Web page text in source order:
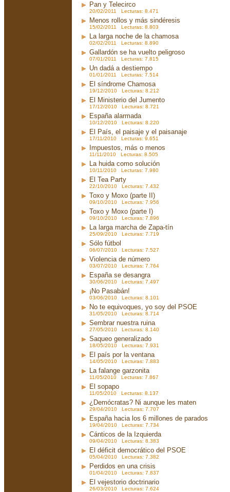
Pan y Telecirco
20/02/2011 Lecturas: 8.471
Menos rollos y más sindéresis
15/02/2011 Lecturas: 8.803
La larga noche de la chamosa
02/02/2011 Lecturas: 8.890
Gallardón se ha vuelto peligroso
07/01/2011 Lecturas: 7.815
Un dadá a destiempo
01/01/2011 Lecturas: 7.514
El síndrome Chamosa
19/12/2010 Lecturas: 8.212
El Ministerio del Jumento
17/12/2010 Lecturas: 8.721
España alarmada
10/12/2010 Lecturas: 8.220
El País, el paisaje y el paisanaje
17/11/2010 Lecturas: 9.651
Impuestos, más o menos
11/11/2010 Lecturas: 8.505
La huida como solución
10/11/2010 Lecturas: 7.980
El Tea Party
22/10/2010 Lecturas: 7.432
Toxo y Moxo (parte II)
09/10/2010 Lecturas: 7.956
Toxo y Moxo (parte I)
09/10/2010 Lecturas: 7.896
La larga marcha de Zapa-tín
25/09/2010 Lecturas: 7.719
Sólo fútbol
06/07/2010 Lecturas: 7.527
Violencia de número
03/07/2010 Lecturas: 7.764
España se desangra
30/06/2010 Lecturas: 7.497
¡No Pasabán!
03/06/2010 Lecturas: 8.101
No te equivoques, yo soy del PSOE
31/05/2010 Lecturas: 8.714
Sembrar nuestra ruina
27/05/2010 Lecturas: 8.140
Saqueo generalizado
18/05/2010 Lecturas: 7.931
El país por la ventana
14/05/2010 Lecturas: 7.883
La falange garzonita
11/05/2010 Lecturas: 7.867
El sopapo
11/05/2010 Lecturas: 8.137
¿Demócratas? Ni aunque les maten
29/04/2010 Lecturas: 7.707
España hacia los 6 millones de parados
19/04/2010 Lecturas: 7.734
Cánticos de la Izquierda
09/04/2010 Lecturas: 8.383
El déficit democrático del PSOE
05/04/2010 Lecturas: 7.382
Perdidos en una crisis
01/04/2010 Lecturas: 7.837
El vejestorio doctrinario
26/03/2010 Lecturas: 7.624